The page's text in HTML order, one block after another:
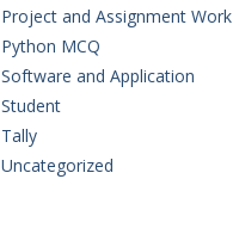
Project and Assignment Work
Python MCQ
Software and Application
Student
Tally
Uncategorized